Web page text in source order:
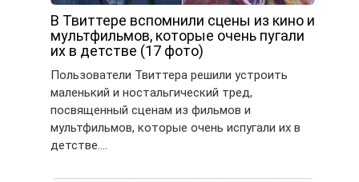
В Твиттере вспомнили сцены из кино и
мультфильмов, которые очень пугали
их в детстве (17 фото)
Пользователи Твиттера решили устроить
маленький и ностальгический тред,
посвященный сценам из фильмов и
мультфильмов, которые очень испугали их в
детстве….